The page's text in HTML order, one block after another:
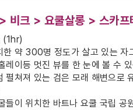
비크 > 요쿨살롱 > 스카프
(1hr)
한 약 300명 정도가 살고 있는
레이등 멋진 뷰를 한 눈에 볼 수
펼쳐져 있는 검은 모래 해변으로
들이 위치한 바트나 요쿨 국립